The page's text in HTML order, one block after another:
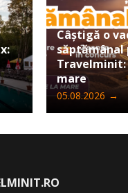
Câștigă o
săptămânal
Travelminit:
mare
05.08.2026 →